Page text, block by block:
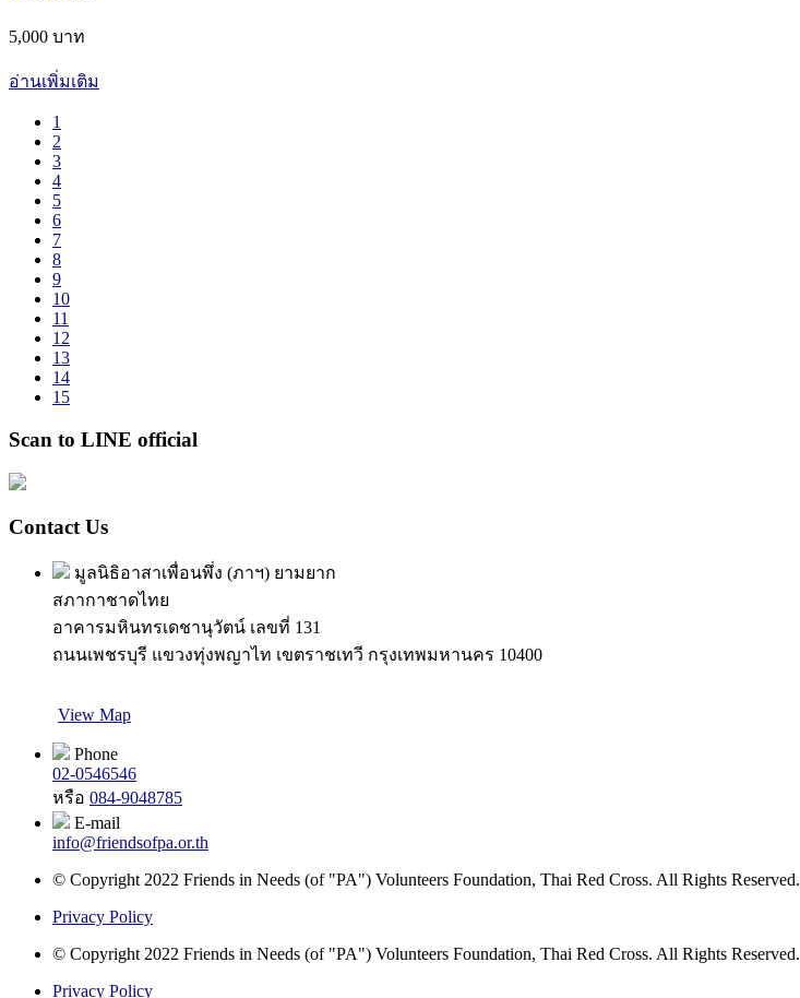
5,000 บาท
อ่านเพิ่มเติม
1
2
3
4
5
6
7
8
9
10
11
12
13
14
15
Scan to LINE official
Contact Us
มูลนิธิอาสาเพื่อนพึ่ง (ภาฯ) ยามยาก
สภากาชาดไทย
อาคารมหินทรเดชานุวัตน์ เลขที่ 131
ถนนเพชรบุรี แขวงทุ่งพญาไท เขตราชเทวี กรุงเทพมหานคร 10400
View Map
Phone
02-0546546
หรือ 084-9048785
E-mail
info@friendsofpa.or.th
© Copyright 2022 Friends in Needs (of "PA") Volunteers Foundation, Thai Red Cross. All Rights Reserved.
Privacy Policy
© Copyright 2022 Friends in Needs (of "PA") Volunteers Foundation, Thai Red Cross. All Rights Reserved.
Privacy Policy